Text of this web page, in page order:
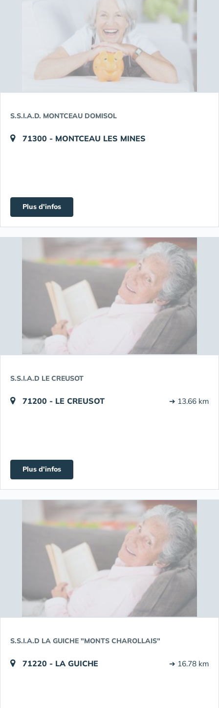
S.S.I.A.D. MONTCEAU DOMISOL
71300 - MONTCEAU LES MINES
Plus d'infos
S.S.I.A.D LE CREUSOT
71200 - LE CREUSOT ➔ 13.66 km
Plus d'infos
S.S.I.A.D LA GUICHE "MONTS CHAROLLAIS"
71220 - LA GUICHE ➔ 16.78 km